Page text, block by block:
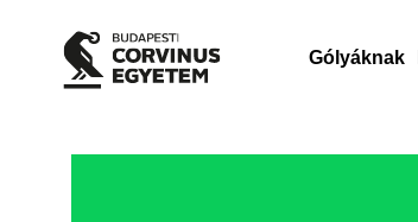
Gólyáknak